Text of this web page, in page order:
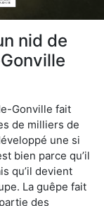
nid de
Gonville fait
de milliers de
une si
bien parce qu’il
qu’il devient
La guêpe fait
des